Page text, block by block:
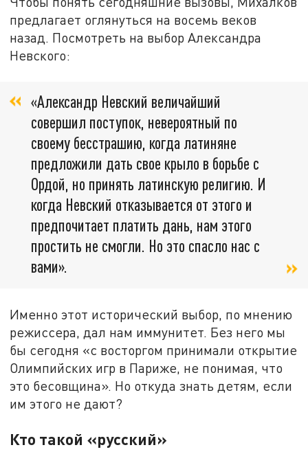
предлагает оглянуться на восемь веков
назад. Посмотреть на выбор Александра
Невского:
«Александр Невский величайший
совершил поступок, невероятный по
своему бесстрашию, когда латиняне
предложили дать свое крыло в борьбе с
Ордой, но принять латинскую религию. И
когда Невский отказывается от этого и
предпочитает платить дань, нам этого
простить не смогли. Но это спасло нас с
вами».
Именно этот исторический выбор, по мнению
режиссера, дал нам иммунитет. Без него мы
бы сегодня «с восторгом принимали открытие
Олимпийских игр в Париже, не понимая, что
это бесовщина». Но откуда знать детям, если
им этого не дают?
Кто такой «русский»